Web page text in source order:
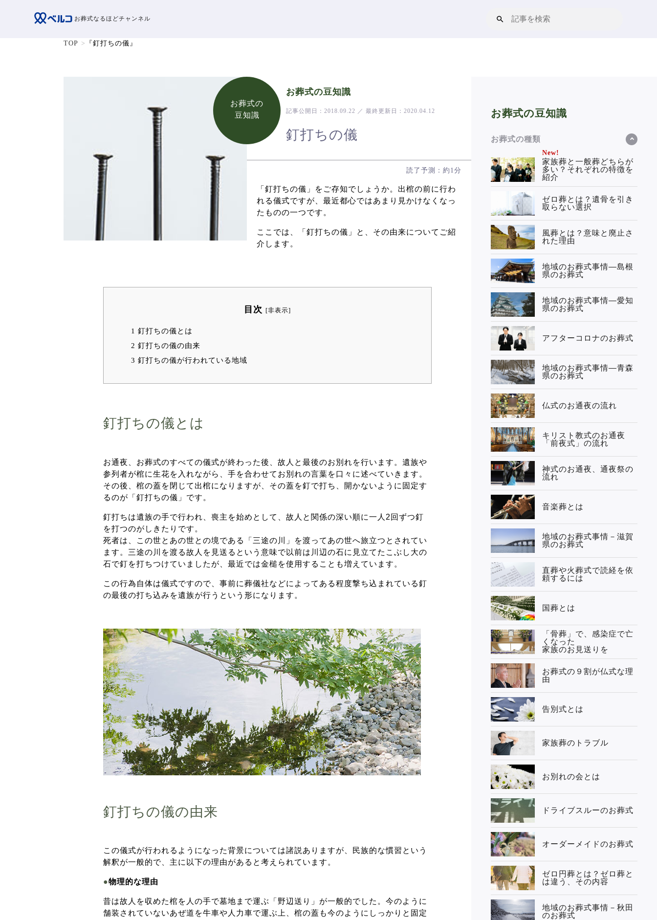
お葬式なるほどチャンネル
TOP 『釘打ちの儀』
お葬式の
豆知識
お葬式の豆知識
記事公開日：2018.09.22 ／ 最終更新日：2020.04.12
釘打ちの儀
読了予測：約1分
「釘打ちの儀」をご存知でしょうか。出棺の前に行わ
れる儀式ですが、最近都心ではあまり見かけなくなっ
たものの一つです。
ここでは、「釘打ちの儀」と、その由来についてご紹
介します。
目次 [非表示]
1 釘打ちの儀とは
2 釘打ちの儀の由来
3 釘打ちの儀が行われている地域
釘打ちの儀とは
お通夜、お葬式のすべての儀式が終わった後、故人と最後のお別れを行います。遺族や
参列者が棺に生花を入れながら、手を合わせてお別れの言葉を口々に述べていきます。
その後、棺の蓋を閉じて出棺になりますが、その蓋を釘で打ち、開かないように固定す
るのが「釘打ちの儀」です。
釘打ちは遺族の手で行われ、喪主を始めとして、故人と関係の深い順に一人2回ずつ釘
を打つのがしきたりです。
死者は、この世とあの世との境である「三途の川」を渡ってあの世へ旅立つとされてい
ます。三途の川を渡る故人を見送るという意味で以前は川辺の石に見立てたこぶし大の
石で釘を打ちつけていましたが、最近では金槌を使用することも増えています。
この行為自体は儀式ですので、事前に葬儀社などによってある程度撃ち込まれている釘
の最後の打ち込みを遺族が行うという形になります。
釘打ちの儀の由来
この儀式が行われるようになった背景については諸説ありますが、民族的な慣習という
解釈が一般的で、主に以下の理由があると考えられています。
●物理的な理由
昔は故人を収めた棺を人の手で墓地まで運ぶ「野辺送り」が一般的でした。今のように
舗装されていないあぜ道を牛車や人力車で運ぶ上、棺の蓋も今のようにしっかりと固定
お葬式の豆知識
お葬式の種類
New!
家族葬と一般葬どちらが
多い？それぞれの特徴を
紹介
ゼロ葬とは？遺骨を引き
取らない選択
風葬とは？意味と廃止さ
れた理由
地域のお葬式事情—島根
県のお葬式
地域のお葬式事情—愛知
県のお葬式
アフターコロナのお葬式
地域のお葬式事情—青森
県のお葬式
仏式のお通夜の流れ
キリスト教式のお通夜
「前夜式」の流れ
神式のお通夜、通夜祭の
流れ
音楽葬とは
地域のお葬式事情－滋賀
県のお葬式
直葬や火葬式で読経を依
頼するには
国葬とは
「骨葬」で、感染症で亡
くなった
家族のお見送りを
お葬式の９割が仏式な理
由
告別式とは
家族葬のトラブル
お別れの会とは
ドライブスルーのお葬式
オーダーメイドのお葬式
ゼロ円葬とは？ゼロ葬と
は違う、その内容
地域のお葬式事情－秋田
のお葬式